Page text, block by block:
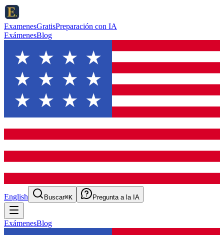
ExamenesGratisPreparación con IA
ExámenesBlog
English Buscar⌘K Pregunta a la IA
ExámenesBlog